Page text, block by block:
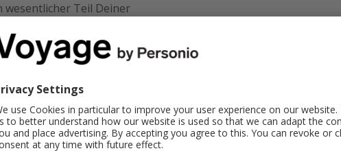
Teil Deiner
wie Du einen Vergütungs-
durchführst, sicherstellst, dass
und Fairness und
umfassenden Kommunikationsplans und
Vermittlung von
Transparenz in Deinem Unternehmen zu